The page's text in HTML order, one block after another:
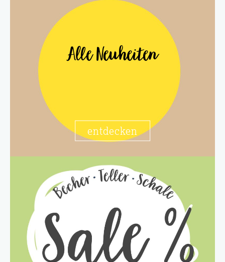
Alle Neuheiten
entdecken